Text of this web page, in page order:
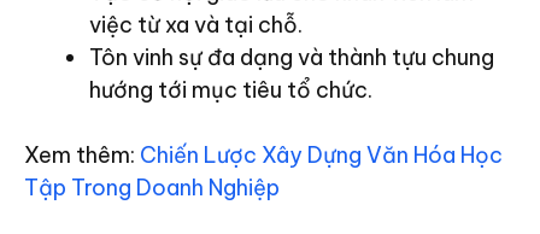
việc từ xa và tại chỗ.
Tôn vinh sự đa dạng và thành tựu chung
hướng tới mục tiêu tổ chức.
Xem thêm: Chiến Lược Xây Dựng Văn Hóa Học
Tập Trong Doanh Nghiệp